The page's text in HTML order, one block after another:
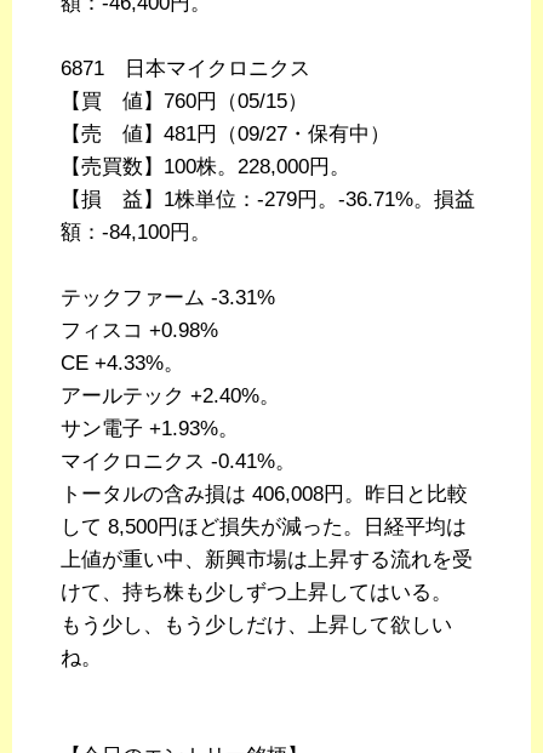
6871 日本マイクロニクス
【買 値】760円（05/15）
【売 値】481円（09/27・保有中）
【売買数】100株。228,000円。
【損 益】1株単位：-279円。-36.71%。損益
額：-84,100円。
テックファーム -3.31%
フィスコ +0.98%
CE +4.33%。
アールテック +2.40%。
サン電子 +1.93%。
マイクロニクス -0.41%。
トータルの含み損は 406,008円。昨日と比較
して 8,500円ほど損失が減った。日経平均は
上値が重い中、新興市場は上昇する流れを受
けて、持ち株も少しずつ上昇してはいる。
もう少し、もう少しだけ、上昇して欲しい
ね。